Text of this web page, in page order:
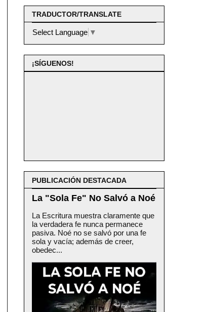
TRADUCTOR/TRANSLATE
Select Language ▼
¡SÍGUENOS!
PUBLICACIÓN DESTACADA
La "Sola Fe" No Salvó a Noé
La Escritura muestra claramente que
la verdadera fe nunca permanece
pasiva. Noé no se salvó por una fe
sola y vacía; además de creer,
obedec...